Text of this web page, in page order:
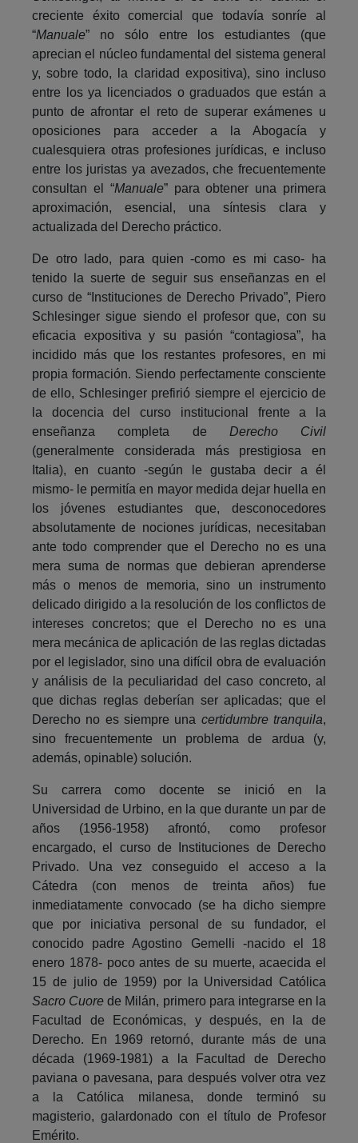
creciente éxito comercial que todavía sonríe al
“Manuale” no sólo entre los estudiantes (que
aprecian el núcleo fundamental del sistema general
y, sobre todo, la claridad expositiva), sino incluso
entre los ya licenciados o graduados que están a
punto de afrontar el reto de superar exámenes u
oposiciones para acceder a la Abogacía y
cualesquiera otras profesiones jurídicas, e incluso
entre los juristas ya avezados, che frecuentemente
consultan el “Manuale” para obtener una primera
aproximación, esencial, una síntesis clara y
actualizada del Derecho práctico.
De otro lado, para quien -como es mi caso- ha
tenido la suerte de seguir sus enseñanzas en el
curso de “Instituciones de Derecho Privado”, Piero
Schlesinger sigue siendo el profesor que, con su
eficacia expositiva y su pasión “contagiosa”, ha
incidido más que los restantes profesores, en mi
propia formación. Siendo perfectamente consciente
de ello, Schlesinger prefirió siempre el ejercicio de
la docencia del curso institucional frente a la
enseñanza completa de Derecho Civil
(generalmente considerada más prestigiosa en
Italia), en cuanto -según le gustaba decir a él
mismo- le permitía en mayor medida dejar huella en
los jóvenes estudiantes que, desconocedores
absolutamente de nociones jurídicas, necesitaban
ante todo comprender que el Derecho no es una
mera suma de normas que debieran aprenderse
más o menos de memoria, sino un instrumento
delicado dirigido a la resolución de los conflictos de
intereses concretos; que el Derecho no es una
mera mecánica de aplicación de las reglas dictadas
por el legislador, sino una difícil obra de evaluación
y análisis de la peculiaridad del caso concreto, al
que dichas reglas deberían ser aplicadas; que el
Derecho no es siempre una certidumbre tranquila,
sino frecuentemente un problema de ardua (y,
además, opinable) solución.
Su carrera como docente se inició en la
Universidad de Urbino, en la que durante un par de
años (1956-1958) afrontó, como profesor
encargado, el curso de Instituciones de Derecho
Privado. Una vez conseguido el acceso a la
Cátedra (con menos de treinta años) fue
inmediatamente convocado (se ha dicho siempre
que por iniciativa personal de su fundador, el
conocido padre Agostino Gemelli -nacido el 18
enero 1878- poco antes de su muerte, acaecida el
15 de julio de 1959) por la Universidad Católica
Sacro Cuore de Milán, primero para integrarse en la
Facultad de Económicas, y después, en la de
Derecho. En 1969 retornó, durante más de una
década (1969-1981) a la Facultad de Derecho
paviana o pavesana, para después volver otra vez
a la Católica milanesa, donde terminó su
magisterio, galardonado con el título de Profesor
Emérito.